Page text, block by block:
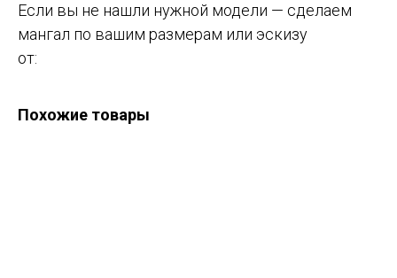
Если вы не нашли нужной модели — сделаем
мангал по вашим размерам или эскизу
от:
Похожие товары